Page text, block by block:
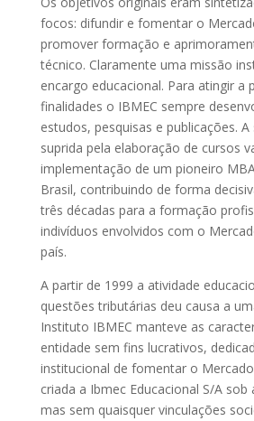
focos: difundir e fomentar o
promover formação e
técnico. Claramente uma missão
encargo educacional. Para atingir a
finalidades o IBMEC sempre
estudos, pesquisas e publicações. A
suprida pela elaboração de cursos
implementação de um pioneiro
Brasil, contribuindo de forma
três décadas para a formação
indivíduos envolvidos com o
país.
A partir de 1999 a atividade
questões tributárias deu causa a
Instituto IBMEC manteve as
entidade sem fins lucrativos,
institucional de fomentar o
criada a Ibmec Educacional S/A
mas sem quaisquer vinculações